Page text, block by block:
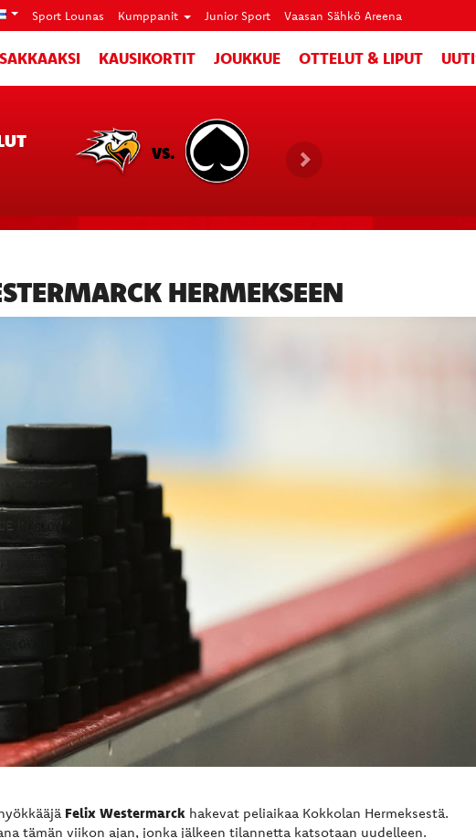
Sport Lounas Kumppanit Junior Sport Vaasan Sähkö Areena
KAUSIKORTIT JOUKKUE OTTELUT & LIPUT
VS.
HERMEKSEEN
Felix Westermarck hakevat peliaikaa Kokkolan Hermeksestä.
tämän viikon ajan, jonka jälkeen tilannetta katsotaan uudelleen.